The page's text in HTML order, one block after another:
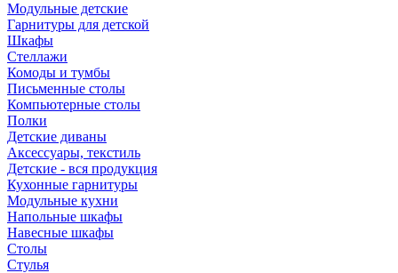
Модульные детские
Гарнитуры для детской
Шкафы
Стеллажи
Комоды и тумбы
Письменные столы
Компьютерные столы
Полки
Детские диваны
Аксессуары, текстиль
Детские - вся продукция
Кухонные гарнитуры
Модульные кухни
Напольные шкафы
Навесные шкафы
Столы
Стулья